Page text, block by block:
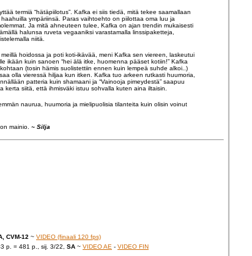
termiä “hätäpiilotus”. Kafka ei siis tiedä, mitä tekee saamallaan
ympäriinsä. Paras vaihtoehto on piilottaa oma luu ja
Ja mitä ahneuteen tulee, Kafka on ajan trendin mukaisesti
halunsa ruveta vegaaniksi varastamalla linssipaketteja,
niitä.
hoidossa ja poti koti-ikävää, meni Kafka sen viereen, laskeutui
ikään kuin sanoen “hei älä itke, huomenna pääset kotiin!” Kafka
(tosin hämis suolistettiin ennen kuin lempeä suhde alkoi..)
olla vieressä hiljaa kun itken. Kafka tuo arkeen rutkasti huumoria,
patteria kuin shamaani ja “Vainooja pimeydestä” saapuu
siitä, että ihmisväki istuu sohvalla kuten aina iltaisin.
naurua, huumoria ja mielipuolisia tilanteita kuin olisin voinut
mainio. ~ Silja
CVM-12 ~ VIDEO (finaali 120 fps)
p. = 481 p., sij. 3/22, SA ~ VIDEO AE - VIDEO FIN